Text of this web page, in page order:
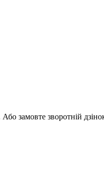
замовте зворотній